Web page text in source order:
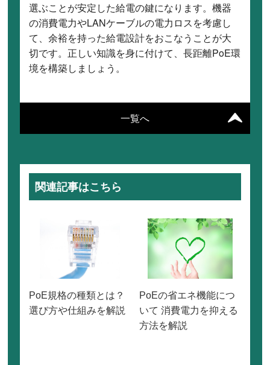
一覧へ
選ぶことが安定した給電の鍵になります。機器
の消費電力やLANケーブルの電力ロスを考慮し
て、余裕を持った給電設計をおこなうことが大
切です。正しい知識を身に付けて、長距離PoE環
境を構築しましょう。
関連記事はこちら
PoE規格の種類とは？
選び方や仕組みを解説
PoEの省エネ機能につ
いて 消費電力を抑える
方法を解説